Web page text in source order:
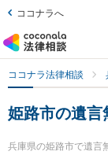
ココナラへ
ココナラ法律相談
姫路市の遺言
兵庫県の姫路市で遺言